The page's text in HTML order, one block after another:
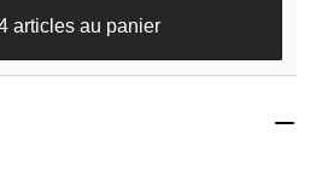
articles au panier